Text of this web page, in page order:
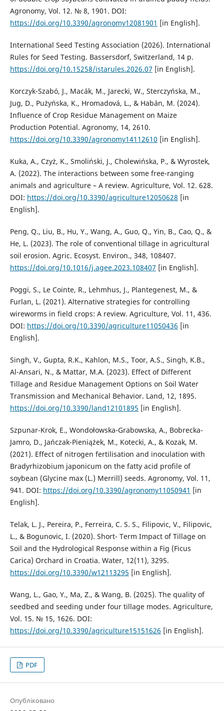
Agronomy, Vol. 12. № 8, 1901. DOI:
https://doi.org/10.3390/agronomy12081901 [in English].
International Seed Testing Association (2026). International
Rules for Seed Testing. Bassersdorf, Switzerland, 14 p.
https://doi.org/10.15258/istarules.2026.07 [in English].
Korczyk-Szabó, J., Macák, M., Jarecki, W., Sterczyńska, M.,
Jug, D., Pużyńska, K., Hromadová, L., & Habán, M. (2024).
Influence of Crop Residue Management on Maize
Production Potential. Agronomy, 14, 2610.
https://doi.org/10.3390/agronomy14112610 [in English].
Kuka, A., Czyż, K., Smoliński, J., Cholewińska, P., & Wyrostek,
A. (2022). The interactions between some free-ranging
animals and agriculture – A review. Agriculture, Vol. 12. 628.
DOI: https://doi.org/10.3390/agriculture12050628 [in
English].
Peng, Q., Liu, B., Hu, Y., Wang, A., Guo, Q., Yin, B., Cao, Q., &
He, L. (2023). The role of conventional tillage in agricultural
soil erosion. Agric. Ecosyst. Environ., 348, 108407.
https://doi.org/10.1016/j.agee.2023.108407 [in English].
Poggi, S., Le Cointe, R., Lehmhus, J., Plantegenest, M., &
Furlan, L. (2021). Alternative strategies for controlling
wireworms in field crops: A review. Agriculture, Vol. 11, 436.
DOI: https://doi.org/10.3390/agriculture11050436 [in
English].
Singh, V., Gupta, R.K., Kahlon, M.S., Toor, A.S., Singh, K.B.,
Al-Ansari, N., & Mattar, M.A. (2023). Effect of Different
Tillage and Residue Management Options on Soil Water
Transmission and Mechanical Behavior. Land, 12, 1895.
https://doi.org/10.3390/land12101895 [in English].
Szpunar-Krok, E., Wondołowska-Grabowska, A., Bobrecka-
Jamro, D., Jańczak-Pieniążek, M., Kotecki, A., & Kozak, M.
(2021). Effect of nitrogen fertilisation and inoculation with
Bradyrhizobium japonicum on the fatty acid profile of
soybean (Glycine max (L.) Merrill) seeds. Agronomy, Vol. 11,
941. DOI: https://doi.org/10.3390/agronomy11050941 [in
English].
Telak, L. J., Pereira, P., Ferreira, C. S. S., Filipovic, V., Filipovic,
L., & Bogunovic, I. (2020). Short- Term Impact of Tillage on
Soil and the Hydrological Response within a Fig (Ficus
Carica) Orchard in Croatia. Water, 12(11), 3295.
https://doi.org/10.3390/w12113295 [in English].
Wang, L., Gao, Y., Ma, Z., & Wang, B. (2025). The quality of
seedbed and seeding under four tillage modes. Agriculture,
Vol. 15. № 15, 1626. DOI:
https://doi.org/10.3390/agriculture15151626 [in English].
PDF
Опубліковано